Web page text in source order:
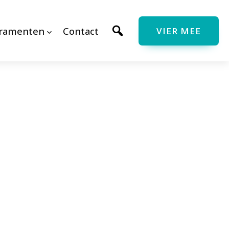
Contact VIER MEE